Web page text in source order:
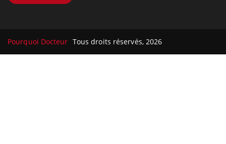
Pourquoi Docteur Tous droits réservés, 2026